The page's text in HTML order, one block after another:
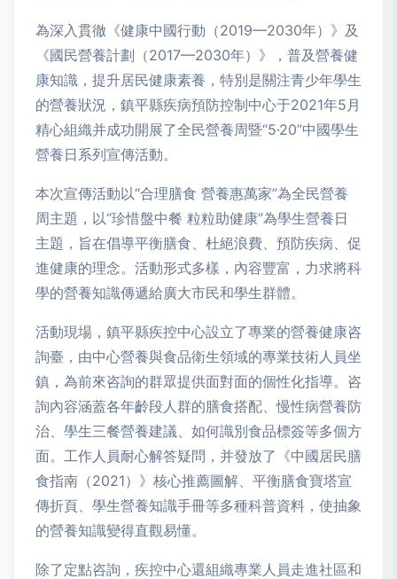
為深入貫徹《健康中國行動（2019—2030年）》及
《國民營養計劃（2017—2030年）》，普及營養健
康知識，提升居民健康素養，特別是關注青少年學生
的營養狀況，鎮平縣疾病預防控制中心于2021年5月
精心組織并成功開展了全民營養周暨“5·20”中國學生
營養日系列宣傳活動。
本次宣傳活動以“合理膳食 營養惠萬家”為全民營養
周主題，以“珍惜盤中餐 粒粒助健康”為學生營養日
主題，旨在倡導平衡膳食、杜絕浪費、預防疾病、促
進健康的理念。活動形式多樣，內容豐富，力求將科
學的營養知識傳遞給廣大市民和學生群體。
活動現場，鎮平縣疾控中心設立了專業的營養健康咨
詢臺，由中心營養與食品衛生領域的專業技術人員坐
鎮，為前來咨詢的群眾提供面對面的個性化指導。咨
詢內容涵蓋各年齡段人群的膳食搭配、慢性病營養防
治、學生三餐營養建議、如何識別食品標簽等多個方
面。工作人員耐心解答疑問，并發放了《中國居民膳
食指南（2021）》核心推薦圖解、平衡膳食寶塔宣
傳折頁、學生營養知識手冊等多種科普資料，使抽象
的營養知識變得直觀易懂。
除了定點咨詢，疾控中心還組織專業人員走進社區和